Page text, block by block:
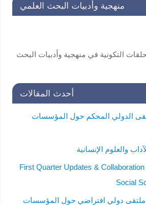
منهجية وأدبيات البحث العلمي
التكونية في منهجية وأدبيات البحث
أحدث المقالات
الدولي المحكم حول المؤسسات
والعلوم الإنسانية
First Quarter Updates &
Social
دولي افتراضي حول المؤسسات